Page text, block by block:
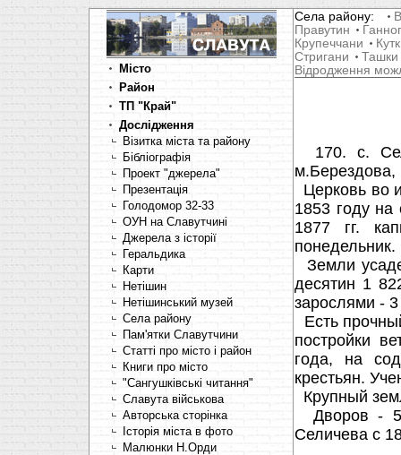
Місто
Район
ТП "Край"
Дослідження
Візитка міста та району
Бібліографія
Проект "джерела"
Презентація
Голодомор 32-33
ОУН на Славутчині
Джерела з історії
Геральдика
Карти
Нетішин
Нетішинський музей
Села району
Пам'ятки Славутчини
Статті про місто і район
Книги про місто
"Сангушківські читання"
Славута військова
Авторська сторінка
Історія міста в фото
Малюнки Н.Орди
Села району:
Правутин
Крупеччани
Стригани
Ташки
Відродження
170. с.
м.Берездова,
Церковь во
1853 году на
1877 гг.
понедельник.
Земли
десятин 1
зарослями -
Есть
постройки
года, на
крестьян.
Крупный
Дворов -
Селичева с